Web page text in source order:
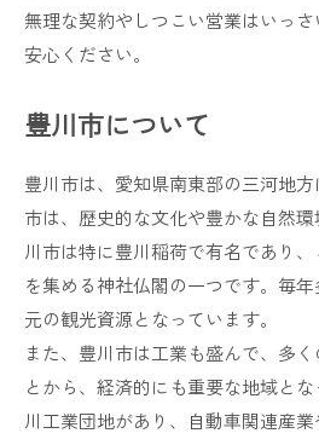
無理な契約やしつこい営業はいっ
安心ください。
豊川市について
豊川市は、愛知県南東部の三河地
市は、歴史的な文化や豊かな自然
川市は特に豊川稲荷で有名であり
を集める神社仏閣の一つです。毎
元の観光資源となっています。
また、豊川市は工業も盛んで、多
とから、経済的にも重要な地域と
川工業団地があり、自動車関連産